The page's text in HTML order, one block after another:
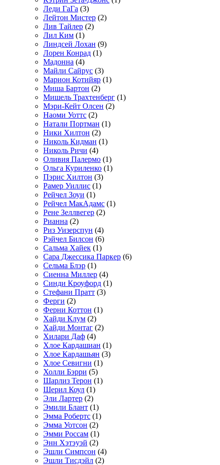
Леди ГаГа (3)
Лейтон Мистер (2)
Лив Тайлер (2)
Лил Ким (1)
Линдсей Лохан (9)
Лорен Конрад (1)
Мадонна (4)
Майли Сайрус (3)
Марион Котийяр (1)
Миша Бартон (2)
Мишель Трахтенберг (1)
Мэри-Кейт Олсен (2)
Наоми Уоттс (2)
Натали Портман (1)
Ники Хилтон (2)
Николь Кидман (1)
Николь Ричи (4)
Оливия Палермо (1)
Ольга Куриленко (1)
Пэрис Хилтон (3)
Рамер Уиллис (1)
Рейчел Зоуи (1)
Рейчел МакАдамс (1)
Рене Зеллвегер (2)
Рианна (2)
Риз Уизерспун (4)
Рэйчел Билсон (6)
Сальма Хайек (1)
Сара Джессика Паркер (6)
Сельма Блэр (1)
Сиенна Миллер (4)
Синди Кроуфорд (1)
Стефани Пратт (3)
Ферги (2)
Ферни Коттон (1)
Хайди Клум (2)
Хайди Монтаг (2)
Хилари Даф (4)
Хлое Кардашиан (1)
Хлое Кардашьян (3)
Хлое Севигни (1)
Холли Бэрри (5)
Шарлиз Терон (1)
Шерил Коул (1)
Эли Лартер (2)
Эмили Блант (1)
Эмма Робертс (1)
Эмма Уотсон (2)
Эмми Россам (1)
Энн Хэтэуэй (2)
Эшли Симпсон (4)
Эшли Тисдэйл (2)